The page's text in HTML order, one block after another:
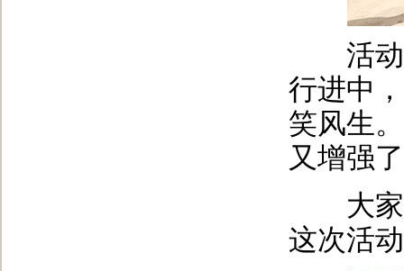
活动
行进中
笑风生
又增强
大家
这次活